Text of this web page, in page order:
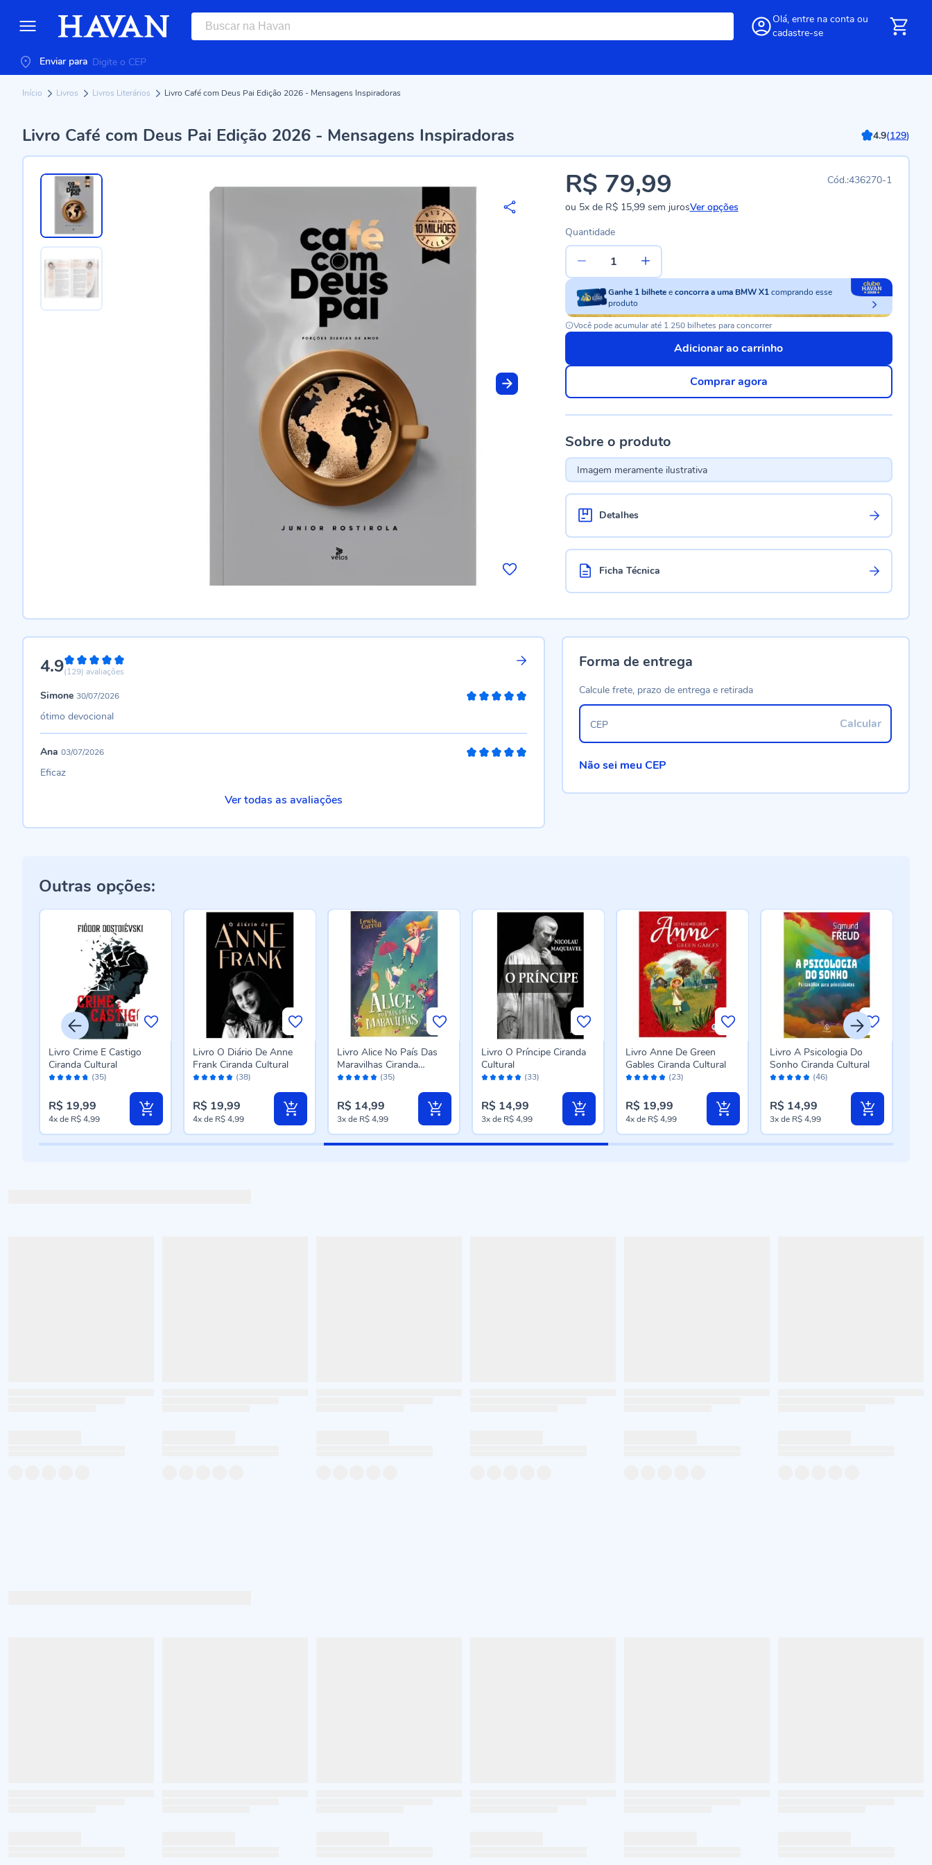
Olá, entre na conta ou
cadastre-se
Enviar para
Início Livros Livros Literários Livro Café com Deus Pai Edição 2026 - Mensagens Inspiradoras
Livro Café com Deus Pai Edição 2026 - Mensagens Inspiradoras 4.9(129)
436270-1
R$ 79,99
ou 5xde R$ 15,99sem jurosVer opções
Quantidade
Ganhe 1 bilhete econcorra a uma BMW X1comprando esse
produto
Você pode acumular até 1.250 bilhetes para concorrer
Adicionar ao carrinho
Comprar agora
Sobre o produto
Imagem meramente ilustrativa
Detalhes
Ficha Técnica
4.998%
(129) avaliações
Simone 30/07/2026
ótimo devocional
Ana 03/07/2026
Eficaz
Ver todas as avaliações
Forma de entrega
Calcule frete, prazo de entrega e retirada
Calcular
CEP
Não sei meu CEP
Outras opções:
Avaliação: (35)
Livro Crime E Castigo
Ciranda Cultural
R$ 19,99
4xde R$ 4,99
Avaliação: (38)
Livro O Diário De Anne
Frank Ciranda Cultural
R$ 19,99
4xde R$ 4,99
Avaliação: (35)
Livro Alice No País Das
Maravilhas Ciranda
Cultural
R$ 14,99
3xde R$ 4,99
Avaliação: (33)
Livro O Príncipe Ciranda
Cultural
R$ 14,99
3xde R$ 4,99
Avaliação: (23)
Livro Anne De Green
Gables Ciranda Cultural
R$ 19,99
4xde R$ 4,99
Avaliação: (46)
Livro A Psicologia Do
Sonho Ciranda Cultural
R$ 14,99
3xde R$ 4,99